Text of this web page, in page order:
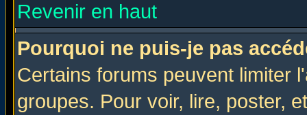
Revenir en haut
Pourquoi ne puis-je pas
Certains forums peuvent limiter
groupes. Pour voir, lire, poster,